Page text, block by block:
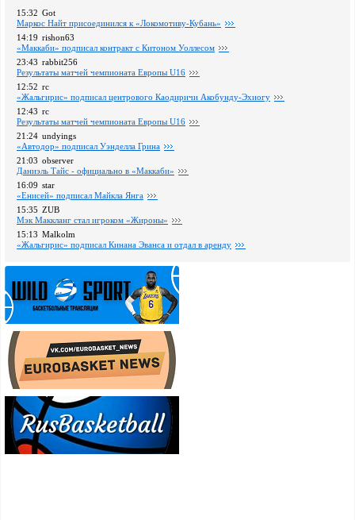
15:32 Got
Маркос Найт присоединился к «Локомотиву-Кубань»
14:19 rishon63
«Маккаби» подписал контракт с Китоном Уоллесом
23:43 rabbit256
Pезультаты матчей чемпионата Европы U16
12:52 rc
«Жальгирис» подписал центрового Каодиричи Акобунду-Эхиогу
12:43 rc
Pезультаты матчей чемпионата Европы U16
21:24 undyings
«Автодор» подписал Уэнделла Грина
21:03 observer
Даниэль Тайс - официально в «Маккаби»
16:09 star
«Енисей» подписал Майкла Янга
15:35 ZUB
Мэк Маккланг стал игроком «Жироны»
15:13 Malkolm
«Жальгирис» подписал Кинана Эванса и отдал в аренду